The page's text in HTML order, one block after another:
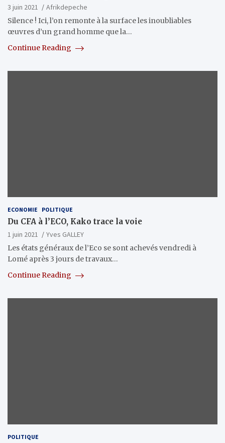
3 juin 2021
Afrikdepeche
Silence ! Ici, l’on remonte à la surface les inoubliables
œuvres d’un grand homme que la…
Continue Reading
ECONOMIE POLITIQUE
Du CFA à l’ECO, Kako trace la voie
1 juin 2021
Yves GALLEY
Les états généraux de l’Eco se sont achevés vendredi à
Lomé après 3 jours de travaux…
Continue Reading
POLITIQUE